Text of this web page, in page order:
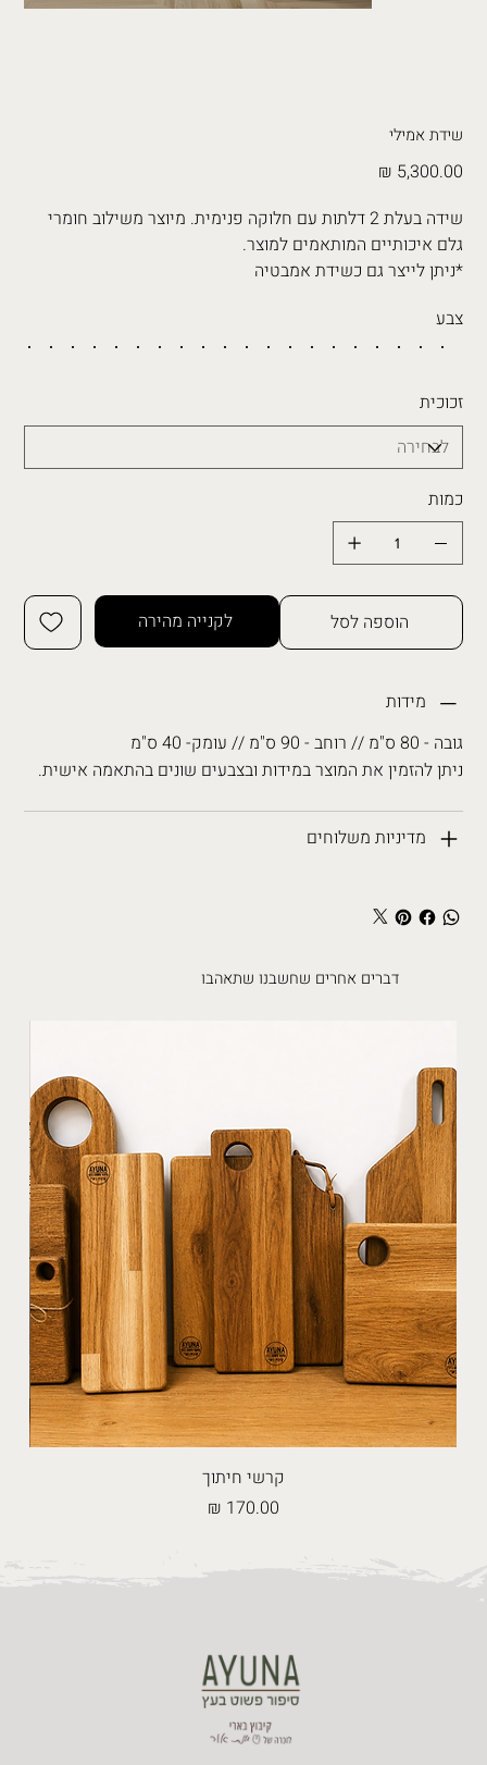
שידת אמילי
מחיר
שידה בעלת 2 דלתות עם חלוקה פנימית. מיוצר משילוב חומרי
גלם איכותיים המותאמים למוצר.
*ניתן לייצר גם כשידת אמבטיה
צבע
זכוכית
כמות
הוספה לסל לקנייה מהירה
מידות
גובה - 80 ס"מ // רוחב - 90 ס"מ // עומק- 40 ס"מ
ניתן להזמין את המוצר במידות ובצבעים שונים בהתאמה אישית.
מדיניות משלוחים
דברים אחרים שחשבנו שתאהבו
קרשי חיתוך
מחיר